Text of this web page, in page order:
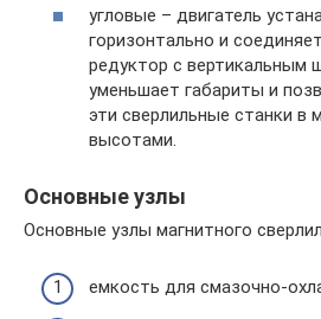
угловые – двигатель
горизонтально и
редуктор с вертикальным
уменьшает габариты и
эти сверлильные станки в
высотами.
Основные узлы
Основные узлы магнитного
емкость для смазочно-